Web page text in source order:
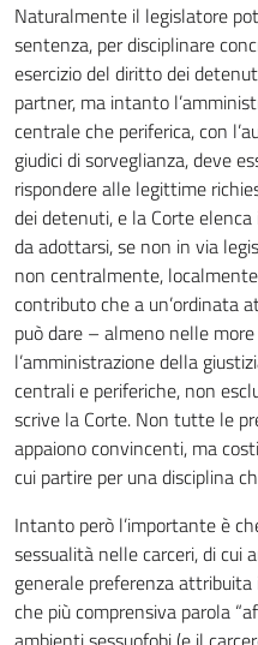
Naturalmente il legislatore
sentenza, per disciplinare
esercizio del diritto dei
partner, ma intanto
centrale che periferica, con
giudici di sorveglianza, deve
rispondere alle legittime
dei detenuti, e la Corte
da adottarsi, se non in via
non centralmente,
contributo che a un’ordinata
può dare – almeno nelle
l’amministrazione della
centrali e periferiche, non
scrive la Corte. Non tutte le
appaiono convincenti, ma
cui partire per una disciplina
Intanto però l’importante è
sessualità nelle carceri, di cui
generale preferenza
che più comprensiva parola